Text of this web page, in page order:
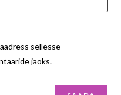
sellesse
jaoks.